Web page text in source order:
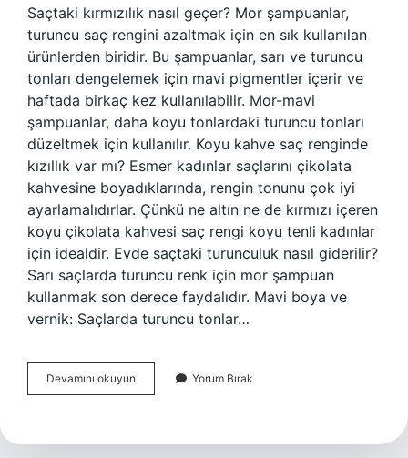
Saçtaki kırmızılık nasıl geçer? Mor şampuanlar,
turuncu saç rengini azaltmak için en sık kullanılan
ürünlerden biridir. Bu şampuanlar, sarı ve turuncu
tonları dengelemek için mavi pigmentler içerir ve
haftada birkaç kez kullanılabilir. Mor-mavi
şampuanlar, daha koyu tonlardaki turuncu tonları
düzeltmek için kullanılır. Koyu kahve saç renginde
kızıllık var mı? Esmer kadınlar saçlarını çikolata
kahvesine boyadıklarında, rengin tonunu çok iyi
ayarlamalıdırlar. Çünkü ne altın ne de kırmızı içeren
koyu çikolata kahvesi saç rengi koyu tenli kadınlar
için idealdir. Evde saçtaki turunculuk nasıl giderilir?
Sarı saçlarda turuncu renk için mor şampuan
kullanmak son derece faydalıdır. Mavi boya ve
vernik: Saçlarda turuncu tonlar…
Devamını okuyun
Saçtaki
Gider
Yorum Bırak